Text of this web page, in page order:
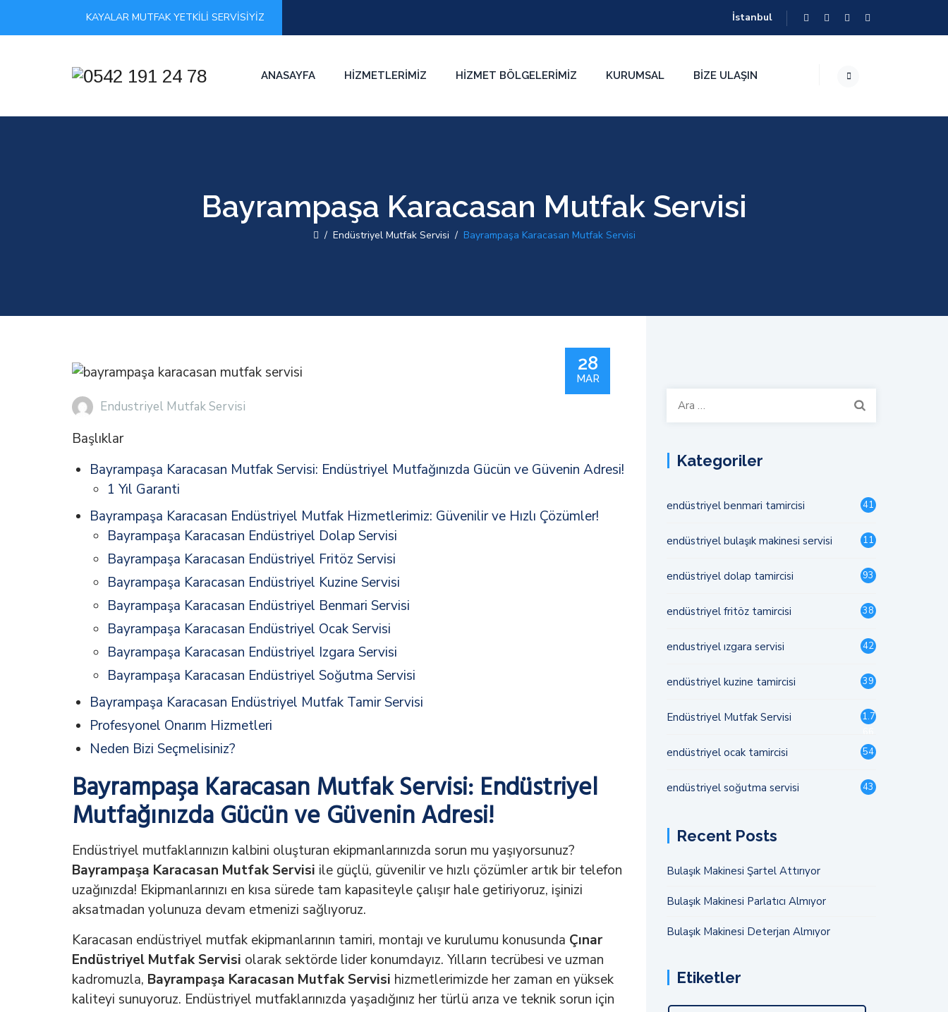
KAYALAR MUTFAK YETKİLİ SERVİSİYİZ İstanbul
ANASAYFA HIZMETLERIMIZ HIZMET BÖLGELERIMIZ KURUMSAL BIZE ULAŞIN
Bayrampaşa Karacasan Mutfak Servisi
/ Endüstriyel Mutfak Servisi / Bayrampaşa Karacasan Mutfak Servisi
28
MAR
Endustriyel Mutfak Servisi
Başlıklar
Bayrampaşa Karacasan Mutfak Servisi: Endüstriyel Mutfağınızda Gücün ve Güvenin Adresi!
1 Yıl Garanti
Bayrampaşa Karacasan Endüstriyel Mutfak Hizmetlerimiz: Güvenilir ve Hızlı Çözümler!
Bayrampaşa Karacasan Endüstriyel Dolap Servisi
Bayrampaşa Karacasan Endüstriyel Fritöz Servisi
Bayrampaşa Karacasan Endüstriyel Kuzine Servisi
Bayrampaşa Karacasan Endüstriyel Benmari Servisi
Bayrampaşa Karacasan Endüstriyel Ocak Servisi
Bayrampaşa Karacasan Endüstriyel Izgara Servisi
Bayrampaşa Karacasan Endüstriyel Soğutma Servisi
Bayrampaşa Karacasan Endüstriyel Mutfak Tamir Servisi
Profesyonel Onarım Hizmetleri
Neden Bizi Seçmelisiniz?
Bayrampaşa Karacasan Mutfak Servisi: Endüstriyel
Mutfağınızda Gücün ve Güvenin Adresi!
Endüstriyel mutfaklarınızın kalbini oluşturan ekipmanlarınızda sorun mu yaşıyorsunuz?
Bayrampaşa Karacasan Mutfak Servisi ile güçlü, güvenilir ve hızlı çözümler artık bir telefon
uzağınızda! Ekipmanlarınızı en kısa sürede tam kapasiteyle çalışır hale getiriyoruz, işinizi
aksatmadan yolunuza devam etmenizi sağlıyoruz.
Karacasan endüstriyel mutfak ekipmanlarının tamiri, montajı ve kurulumu konusunda Çınar
Endüstriyel Mutfak Servisi olarak sektörde lider konumdayız. Yılların tecrübesi ve uzman
kadromuzla, Bayrampaşa Karacasan Mutfak Servisi hizmetlerimizde her zaman en yüksek
kaliteyi sunuyoruz. Endüstriyel mutfaklarınızda yaşadığınız her türlü arıza ve teknik sorun için
Arama:
Kategoriler
endüstriyel benmari tamircisi 41
endüstriyel bulaşık makinesi servisi 11
endüstriyel dolap tamircisi 93
endüstriyel fritöz tamircisi 38
endustriyel ızgara servisi 42
endüstriyel kuzine tamircisi 39
Endüstriyel Mutfak Servisi
1.7
endüstriyel ocak tamircisi 54
endüstriyel soğutma servisi 43
Recent Posts
Bulaşık Makinesi Şartel Attırıyor
Bulaşık Makinesi Parlatıcı Almıyor
Bulaşık Makinesi Deterjan Almıyor
Etiketler